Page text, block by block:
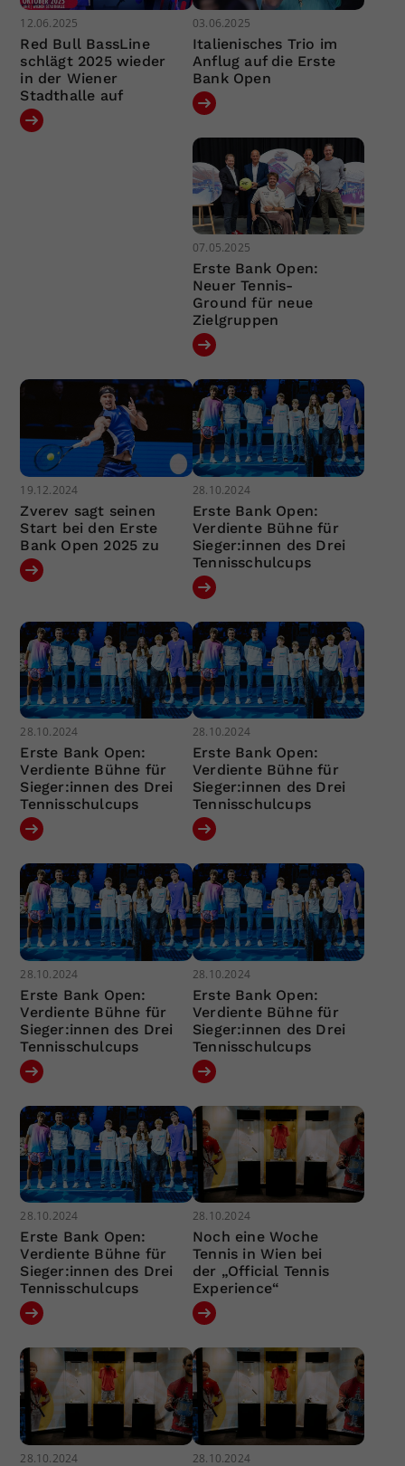
12.06.2025
Red Bull BassLine
schlägt 2025 wieder
in der Wiener
Stadthalle auf
03.06.2025
Italienisches Trio im
Anflug auf die Erste
Bank Open
07.05.2025
Erste Bank Open:
Neuer Tennis-
Ground für neue
Zielgruppen
19.12.2024
Zverev sagt seinen
Start bei den Erste
Bank Open 2025 zu
28.10.2024
Erste Bank Open:
Verdiente Bühne für
Sieger:innen des Drei
Tennisschulcups
28.10.2024
Erste Bank Open:
Verdiente Bühne für
Sieger:innen des Drei
Tennisschulcups
28.10.2024
Erste Bank Open:
Verdiente Bühne für
Sieger:innen des Drei
Tennisschulcups
28.10.2024
Erste Bank Open:
Verdiente Bühne für
Sieger:innen des Drei
Tennisschulcups
28.10.2024
Erste Bank Open:
Verdiente Bühne für
Sieger:innen des Drei
Tennisschulcups
28.10.2024
Erste Bank Open:
Verdiente Bühne für
Sieger:innen des Drei
Tennisschulcups
28.10.2024
Noch eine Woche
Tennis in Wien bei
der „Official Tennis
Experience“
28.10.2024 28.10.2024